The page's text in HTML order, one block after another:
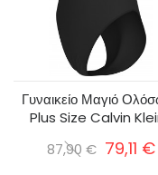
Γυναικείο Μαγιό
Plus Size Calvin
87,90 € 79,11 €